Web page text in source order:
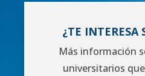
¿TE INTERESA
Más información
universitarios